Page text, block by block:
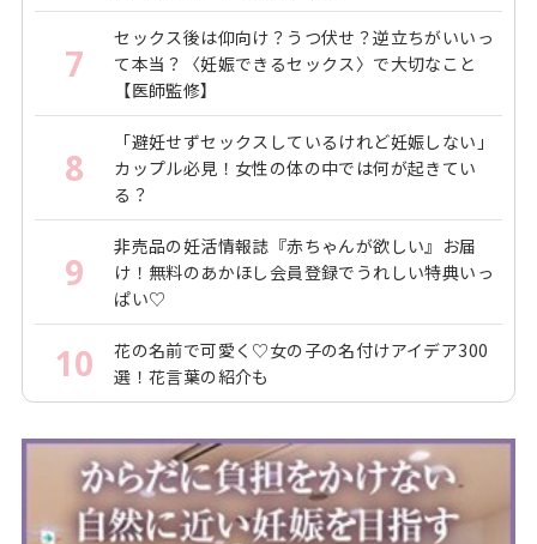
7
セックス後は仰向け？うつ伏せ？逆立ちがいいっ
て本当？〈妊娠できるセックス〉で大切なこと
【医師監修】
8
「避妊せずセックスしているけれど妊娠しない」
カップル必見！女性の体の中では何が起きてい
る？
9
非売品の妊活情報誌『赤ちゃんが欲しい』お届
け！無料のあかほし会員登録でうれしい特典いっ
ぱい♡
10
花の名前で可愛く♡女の子の名付けアイデア300
選！花言葉の紹介も